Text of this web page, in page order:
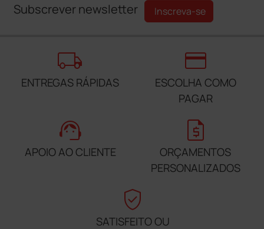
Subscrever newsletter Inscreva-se
local_shipping
ENTREGAS RÁPIDAS
credit_card
ESCOLHA COMO
PAGAR
support_agent
APOIO AO CLIENTE
request_quote
ORÇAMENTOS
PERSONALIZADOS
verified_user
SATISFEITO OU